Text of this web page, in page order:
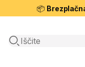
📦
Odpri iskanje